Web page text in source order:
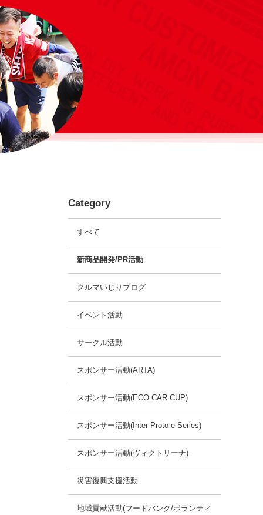
Category
すべて
新商品開発/PR活動
クルマいじりブログ
イベント活動
サークル活動
スポンサー活動(ARTA)
スポンサー活動(ECO CAR CUP)
スポンサー活動(Inter Proto e Series)
スポンサー活動(ヴィクトリーナ)
災害復興支援活動
地域貢献活動(フードバンク/ボランティ